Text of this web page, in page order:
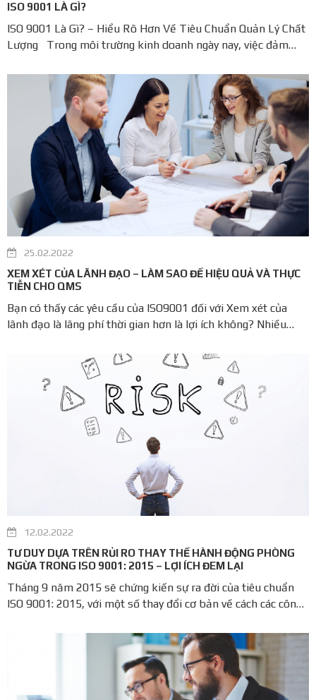
ISO 9001 LÀ GÌ?
ISO 9001 Là Gì? – Hiểu Rõ Hơn Về Tiêu Chuẩn Quản Lý Chất
Lượng Trong môi trường kinh doanh ngày nay, việc đảm
quan trọng mà còn là điều kiện tiên quyết để duy trì và phát
triển doanh nghiệp. ...
25.02.2022
XEM XÉT CỦA LÃNH ĐẠO – LÀM SAO ĐỂ HIỆU QUẢ VÀ THỰC
TIỄN CHO QMS
Bạn có thấy các yêu cầu của ISO9001 đối với Xem xét của
lãnh đạo là lãng phí thời gian hơn là lợi ích không? Nhiều
nhưng khó chịu của việc duy trì đăng ký ISO 9001, nhưng nếu
12.02.2022
TƯ DUY DỰA TRÊN RỦI RO THAY THẾ HÀNH ĐỘNG PHÒNG
NGỪA TRONG ISO 9001: 2015 – LỢI ÍCH ĐEM LẠI
Tháng 9 năm 2015 sẽ chứng kiến sự ra đời của tiêu chuẩn
ISO 9001: 2015, với một số thay đổi cơ bản về cách các công
những thay đổi cơ bản và có ý nghĩa nhất là sự thay đổi ...